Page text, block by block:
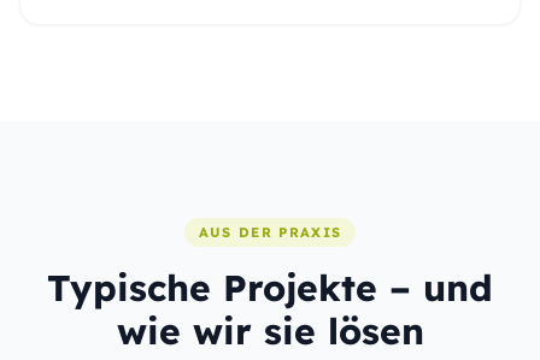
AUS DER PRAXIS
Typische Projekte – und
wie wir sie lösen